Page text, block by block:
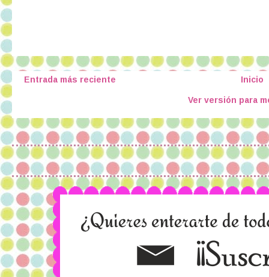
Entrada más reciente Inicio
Ver versión para